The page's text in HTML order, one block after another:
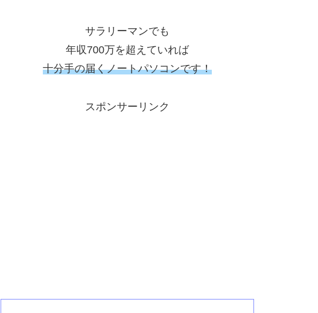
サラリーマンでも
年収700万を超えていれば
十分手の届くノートパソコンです！
スポンサーリンク